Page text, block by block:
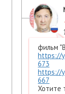
фильм
https://
673
https://
667
Хотите